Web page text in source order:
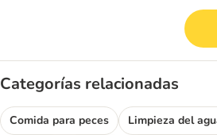
Categorías relacionadas
Comida para peces Limpieza del